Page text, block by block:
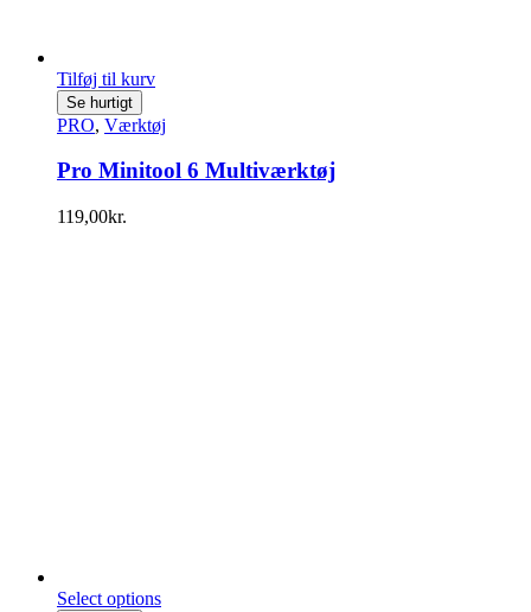
Tilføj til kurv
Se hurtigt
PRO, Værktøj
Pro Minitool 6 Multiværktøj
119,00kr.
Select options